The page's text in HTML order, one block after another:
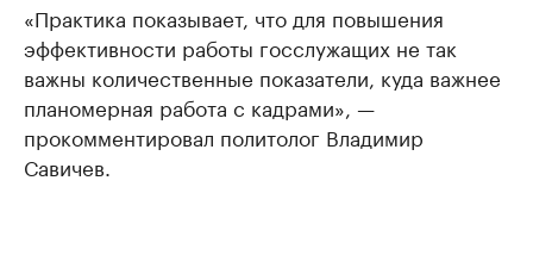
«Практика показывает, что для повышения
эффективности работы госслужащих не так
важны количественные показатели, куда важнее
планомерная работа с кадрами», —
прокомментировал политолог Владимир
Савичев.